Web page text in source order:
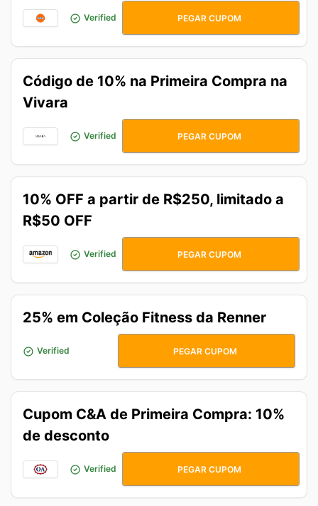
Verified APPNINJA
PEGAR CUPOM
Código de 10% na Primeira Compra na
Vivara
Verified BEMVINDO10
PEGAR CUPOM
10% OFF a partir de R$250, limitado a
R$50 OFF
Verified APENASPRIME
PEGAR CUPOM
25% em Coleção Fitness da Renner
Verified VIBEFIT
PEGAR CUPOM
Cupom C&A de Primeira Compra: 10%
de desconto
Verified PRIMEIRA
PEGAR CUPOM